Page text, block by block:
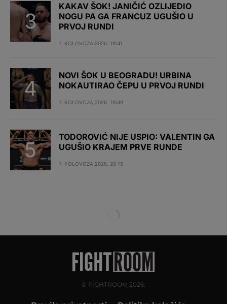
KAKAV ŠOK! JANIČIĆ OZLIJEDIO
NOGU PA GA FRANCUZ UGUŠIO U
PRVOJ RUNDI
1. KOLOVOZA 2026. 19:41
NOVI ŠOK U BEOGRADU! URBINA
NOKAUTIRAO ČEPU U PRVOJ RUNDI
1. KOLOVOZA 2026. 19:49
TODOROVIĆ NIJE USPIO: VALENTIN GA
UGUŠIO KRAJEM PRVE RUNDE
1. KOLOVOZA 2026. 20:19
© FIGHTROOM 2026.